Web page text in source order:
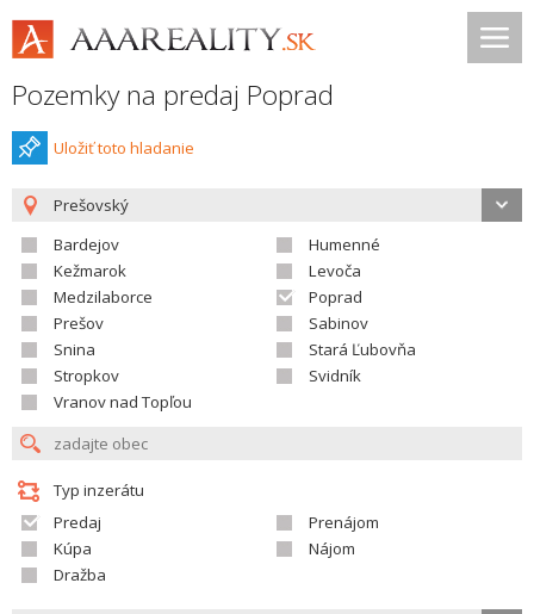
Pozemky na predaj Poprad
Uložiť toto hladanie
Prešovský
Bardejov
Humenné
Kežmarok
Levoča
Medzilaborce
Poprad
Prešov
Sabinov
Snina
Stará Ľubovňa
Stropkov
Svidník
Vranov nad Topľou
Typ inzerátu
Predaj
Prenájom
Kúpa
Nájom
Dražba